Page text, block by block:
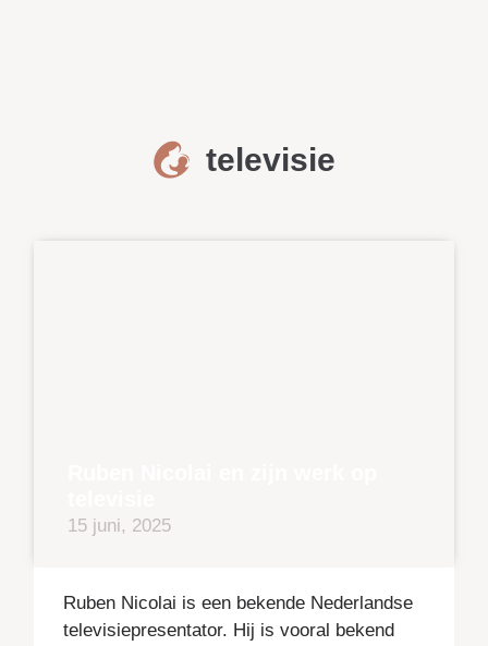
televisie
15 juni, 2025
Ruben Nicolai is een bekende Nederlandse
televisiepresentator. Hij is vooral bekend